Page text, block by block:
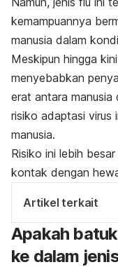
kemampuannya
manusia dalam
Meskipun hingga
menyebabkan
erat antara
risiko adaptasi virus
manusia.
Risiko ini lebih
kontak dengan
Artikel terkait
Apakah
ke dalam